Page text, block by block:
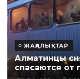
ЖАҢАЛЫҚТАР
Алматинцы
спасаются от